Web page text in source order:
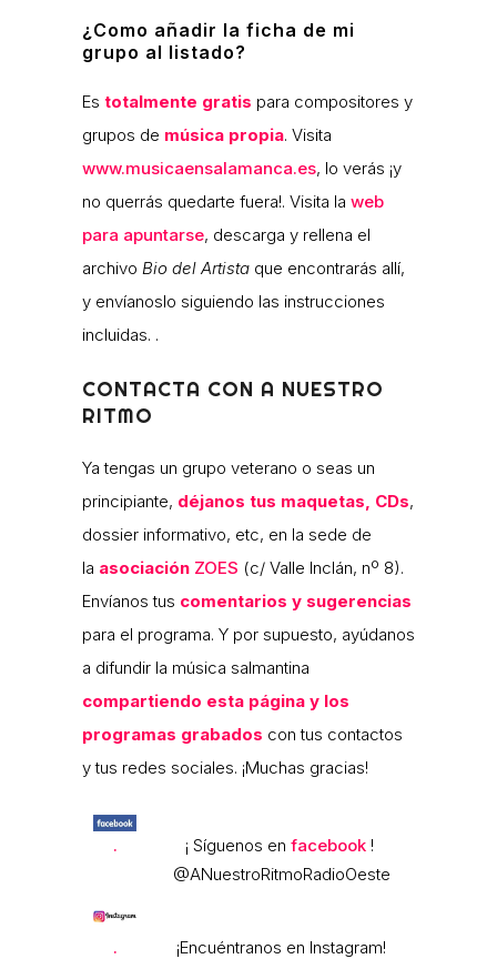
¿Como añadir la ficha de mi
grupo al listado?
Es totalmente gratis para compositores y
grupos de música propia. Visita
www.musicaensalamanca.es, lo verás ¡y
no querrás quedarte fuera!. Visita la web
para apuntarse, descarga y rellena el
archivo Bio del Artista que encontrarás allí,
y envíanoslo siguiendo las instrucciones
incluidas. .
CONTACTA CON A NUESTRO
RITMO
Ya tengas un grupo veterano o seas un
principiante, déjanos tus maquetas, CDs,
dossier informativo, etc, en la sede de
la asociación ZOES (c/ Valle Inclán, nº 8).
Envíanos tus comentarios y sugerencias
para el programa. Y por supuesto, ayúdanos
a difundir la música salmantina
compartiendo esta página y los
programas grabados con tus contactos
y tus redes sociales. ¡Muchas gracias!
. ¡ Síguenos en facebook!
@ANuestroRitmoRadioOeste
.
¡Encuéntranos en Instagram!